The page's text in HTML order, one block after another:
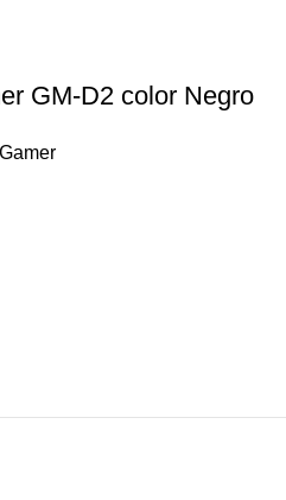
GM-D2 color Negro
Gamer